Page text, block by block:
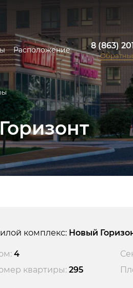
Расположение 8 (863)
комплекс: Новый
4
квартиры: 295